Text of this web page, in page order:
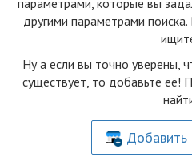
параметрами, которые вы
другими параметрами
Ну а если вы точно уверены,
существует, то добавьте её!